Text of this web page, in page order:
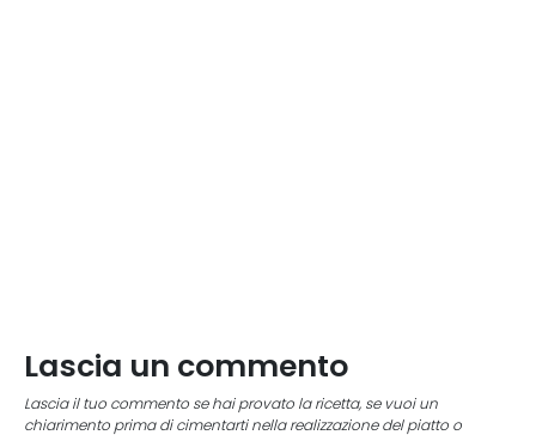
Lascia un commento
Lascia il tuo commento se hai provato la ricetta, se vuoi un
chiarimento prima di cimentarti nella realizzazione del piatto o